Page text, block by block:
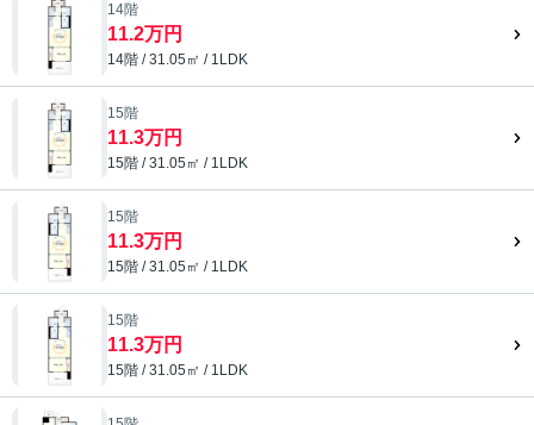
14階
11.2万円
14階 / 31.05㎡ / 1LDK
15階
11.3万円
15階 / 31.05㎡ / 1LDK
15階
11.3万円
15階 / 31.05㎡ / 1LDK
15階
11.3万円
15階 / 31.05㎡ / 1LDK